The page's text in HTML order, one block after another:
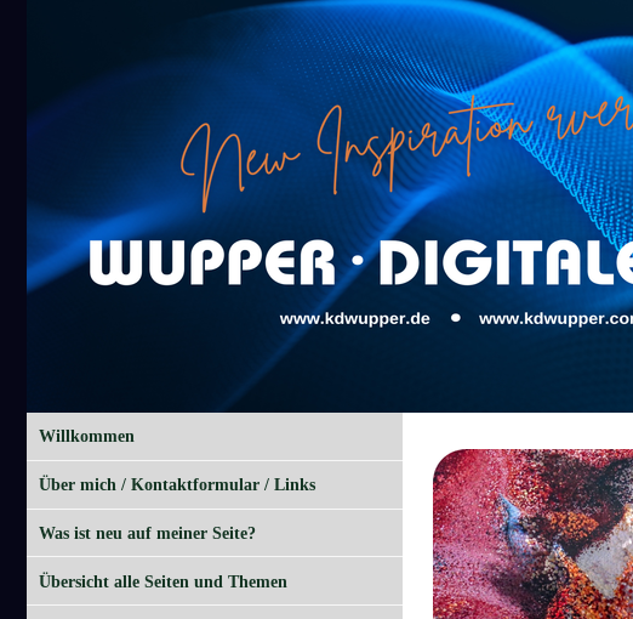
Willkommen
Über mich / Kontaktformular / Links
Was ist neu auf meiner Seite?
Übersicht alle Seiten und Themen